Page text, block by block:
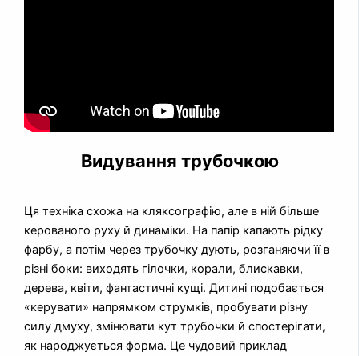
Видування трубочкою
Ця техніка схожа на кляксографію, але в ній більше
керованого руху й динаміки. На папір капають рідку
фарбу, а потім через трубочку дують, розганяючи її в
різні боки: виходять гілочки, корали, блискавки,
дерева, квіти, фантастичні кущі. Дитині подобається
«керувати» напрямком струмків, пробувати різну
силу дмуху, змінювати кут трубочки й спостерігати,
як народжується форма. Це чудовий приклад